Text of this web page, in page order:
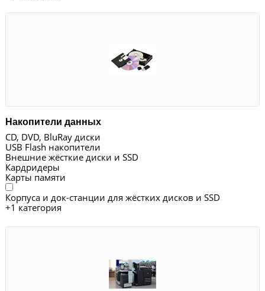
Накопители данных
CD, DVD, BluRay диски
USB Flash накопители
Внешние жёсткие диски и SSD
Кардридеры
Карты памяти
Корпуса и док-станции для жёстких дисков и SSD
+1 категория